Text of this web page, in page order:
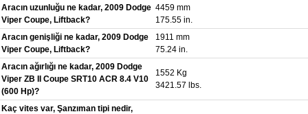
Aracın uzunluğu ne kadar, 2009 Dodge
Viper Coupe, Liftback?
4459 mm
175.55 in.
Aracın genişliği ne kadar, 2009 Dodge
Viper Coupe, Liftback?
1911 mm
75.24 in.
Aracın ağırlığı ne kadar, 2009 Dodge
Viper ZB II Coupe SRT10 ACR 8.4 V10
(600 Hp)?
1552 Kg
3421.57 lbs.
Kaç vites var, Şanzıman tipi nedir,